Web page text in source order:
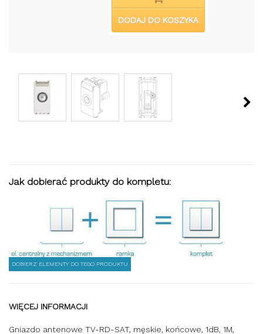
DODAJ DO KOSZYKA
Jak dobierać produkty do kompletu:
DOBIERZ ELEMENTY DO TEGO PRODUKTU
WIĘCEJ INFORMACJI
Gniazdo antenowe TV-RD-SAT, męskie, końcowe, 1dB, 1M,